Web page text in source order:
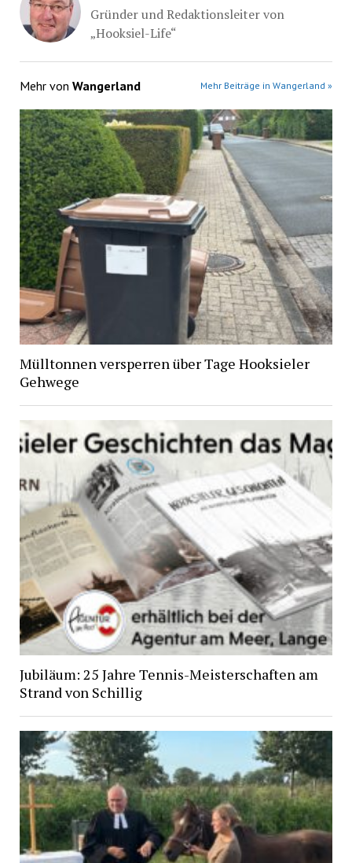
Gründer und Redaktionsleiter von
„Hooksiel-Life“
Mehr von Wangerland Mehr Beiträge in Wangerland »
Mülltonnen versperren über Tage Hooksieler
Gehwege
Jubiläum: 25 Jahre Tennis-Meisterschaften am
Strand von Schillig